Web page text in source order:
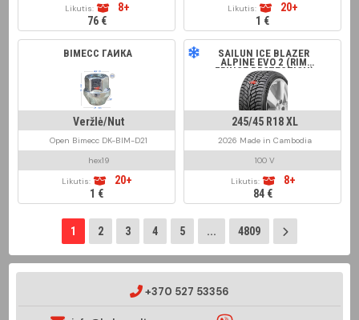
Likutis:
8+
76 €
Likutis:
20+
1 €
BIMECC ГАЙКА
Veržlė/Nut
Open Bimecc DK-BIM-D21
hex19
Likutis:
20+
1 €
SAILUN ICE BLAZER
ALPINE EVO 2 (RIM
FRINGE PROTECTION)
245/45 R18 XL
2026 Made in Cambodia
100 V
Likutis:
8+
84 €
1 2 3 4 5 ... 4809
+370 527 53356